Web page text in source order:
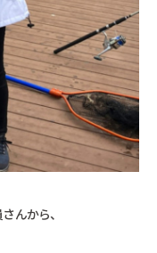
んから、